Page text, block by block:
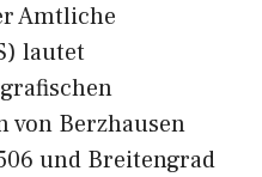
Amtliche
lautet
Berzhausen
und Breitengrad